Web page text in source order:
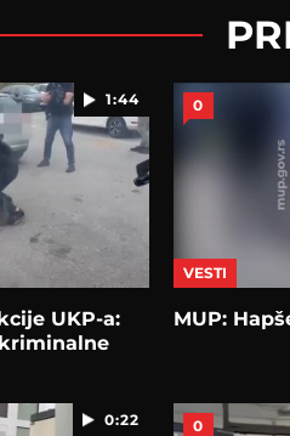
1:44
UKP-a:
0
VESTI
MUP:
0:22 0